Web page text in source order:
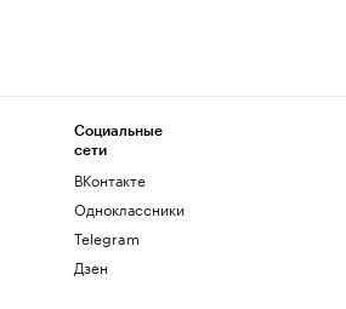
Социальные
сети
ВКонтакте
Одноклассники
Telegram
Дзен